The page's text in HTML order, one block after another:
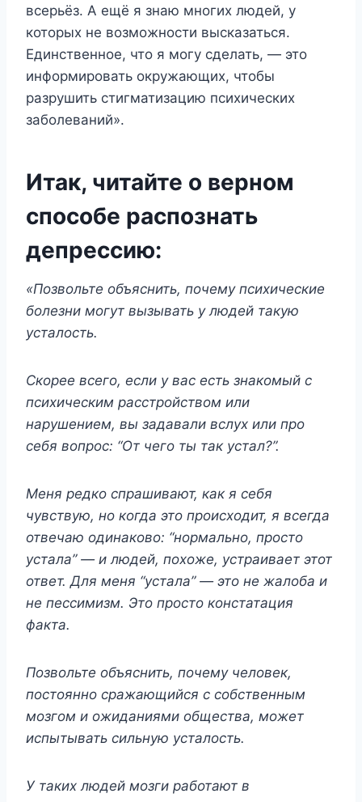
всерьёз. А ещё я знаю многих людей, у
которых не возможности высказаться.
Единственное, что я могу сделать, — это
информировать окружающих, чтобы
разрушить стигматизацию психических
заболеваний».
Итак, читайте о верном
способе распознать
депрессию:
«Позвольте объяснить, почему психические
болезни могут вызывать у людей такую
усталость.
Скорее всего, если у вас есть знакомый с
психическим расстройством или
нарушением, вы задавали вслух или про
себя вопрос: “От чего ты так устал?”.
Меня редко спрашивают, как я себя
чувствую, но когда это происходит, я всегда
отвечаю одинаково: “нормально, просто
устала” — и людей, похоже, устраивает этот
ответ. Для меня “устала” — это не жалоба и
не пессимизм. Это просто констатация
факта.
Позвольте объяснить, почему человек,
постоянно сражающийся с собственным
мозгом и ожиданиями общества, может
испытывать сильную усталость.
У таких людей мозги работают в